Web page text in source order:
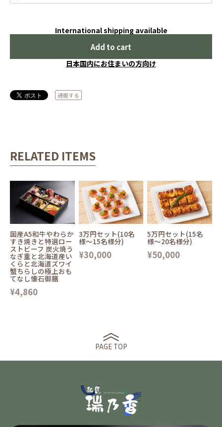
International shipping available
Add to cart
日本国内にお住まいの方向け
通報する
RELATED ITEMS
国産A5和牛やわらか
すき焼きと特選ロー
ストビーフ 炭火焼う
なぎ重と北海道産い
くらと北海道ズワイ
蟹ちらしの極上おも
てなし懐石御膳
¥4,860
3万円セット(10名
様〜15名様分)
¥30,000
5万円セット(15名
様〜20名様分)
¥50,000
PAGE TOP